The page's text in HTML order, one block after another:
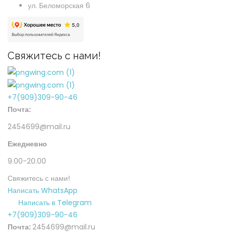
ул. Беломорская 6
Свяжитесь с нами!
+7(909)309-90-46
Почта:
2454699@mail.ru
Ежедневно
9.00-20.00
Свяжитесь с нами!
Написать WhatsApp
Написать в Telegram
+7(909)309-90-46
Почта:2454699@mail.ru